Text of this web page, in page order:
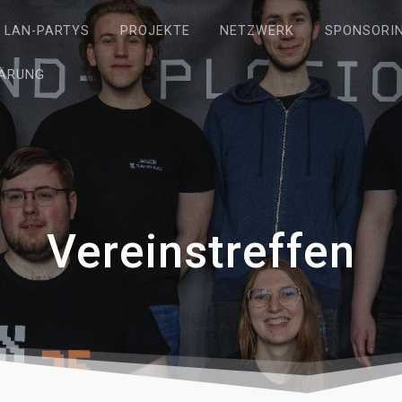
LAN-PARTYS PROJEKTE NETZWERK
Vereinstreffen